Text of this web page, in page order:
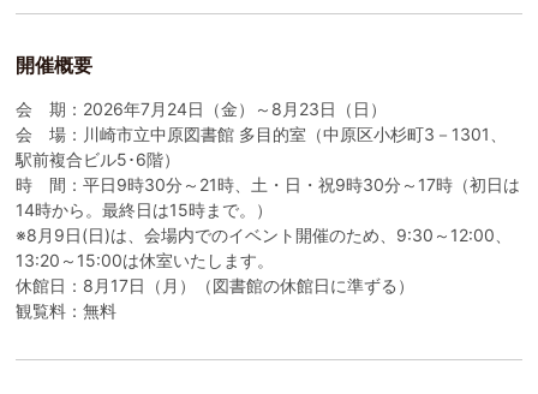
開催概要
会 期：2026年7月24日（金）～8月23日（日）
会 場：川崎市立中原図書館 多目的室（中原区小杉町3－1301、
駅前複合ビル5･6階）
時 間：平日9時30分～21時、土・日・祝9時30分～17時（初日は
14時から。最終日は15時まで。）
※8月9日(日)は、会場内でのイベント開催のため、9:30～12:00、
13:20～15:00は休室いたします。
休館日：8月17日（月）（図書館の休館日に準ずる）
観覧料：無料